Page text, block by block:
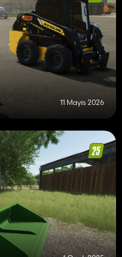
11 Mayıs 2026